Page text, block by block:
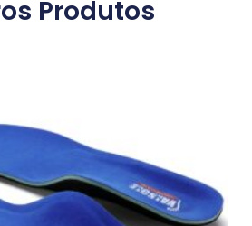
Produtos